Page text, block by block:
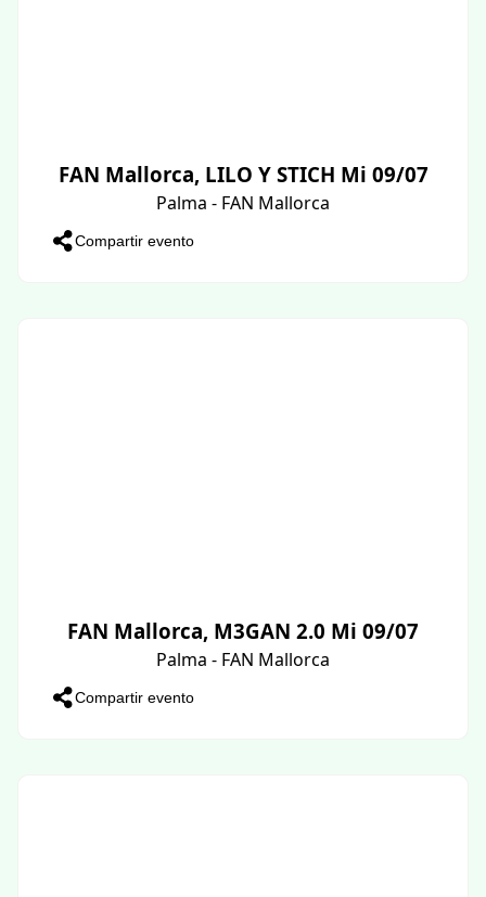
FAN Mallorca, LILO Y STICH Mi 09/07
Palma - FAN Mallorca
Compartir evento
FAN Mallorca, M3GAN 2.0 Mi 09/07
Palma - FAN Mallorca
Compartir evento